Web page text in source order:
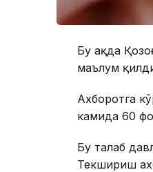
Бу ҳақда
маълум
Ахборотга
камида 60
Бу талаб
Текшириш